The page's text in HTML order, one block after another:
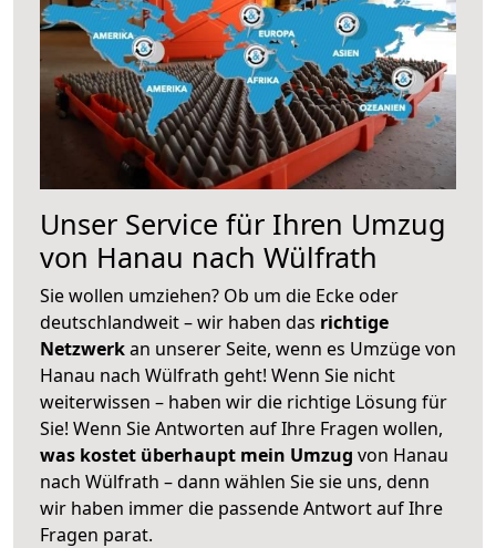
Unser Service für Ihren Umzug
von Hanau nach Wülfrath
Sie wollen umziehen? Ob um die Ecke oder
deutschlandweit – wir haben das richtige
Netzwerkan unserer Seite, wenn es Umzüge von
Hanau nach Wülfrath geht! Wenn Sie nicht
weiterwissen – haben wir die richtige Lösung für
Sie! Wenn Sie Antworten auf Ihre Fragen wollen,
was kostet überhaupt mein Umzug von Hanau
nach Wülfrath – dann wählen Sie sie uns, denn
wir haben immer die passende Antwort auf Ihre
Fragen parat.